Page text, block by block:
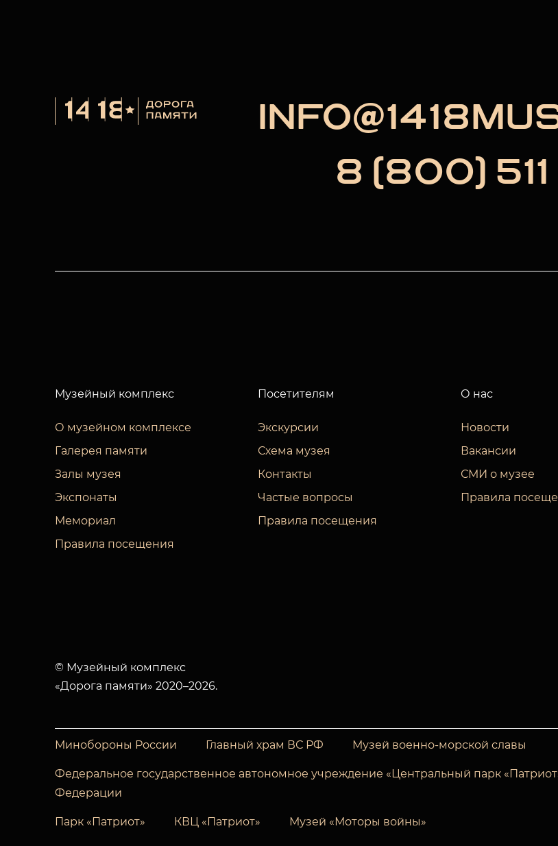
8 (800) 511
Музейный комплекс
О музейном комплексе
Галерея памяти
Залы музея
Экспонаты
Мемориал
Правила посещения
Посетителям
Экскурсии
Схема музея
Контакты
Частые вопросы
Правила посещения
О нас
Новости
Вакансии
СМИ о музее
Правила
© Музейный комплекс
«Дорога памяти» 2020–2026.
Минобороны России Главный храм ВС РФ Музей военно-морской славы
Федеральное государственное автономное учреждение «Центральный парк
Федерации
Парк «Патриот» КВЦ «Патриот» Музей «Моторы войны»